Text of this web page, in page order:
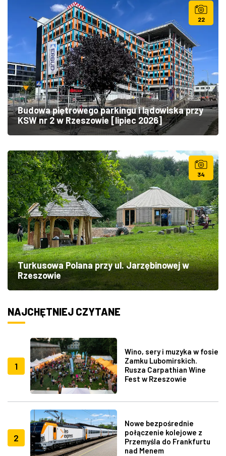
22
Budowa piętrowego parkingu i lądowiska przy
KSW nr 2 w Rzeszowie [lipiec 2026]
34
Turkusowa Polana przy ul. Jarzębinowej w
Rzeszowie
NAJCHĘTNIEJ CZYTANE
1
Wino, sery i muzyka w fosie
Zamku Lubomirskich.
Rusza Carpathian Wine
Fest w Rzeszowie
2
Nowe bezpośrednie
połączenie kolejowe z
Przemyśla do Frankfurtu
nad Menem